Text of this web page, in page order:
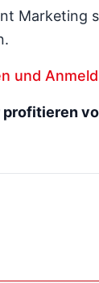
Marketing
und
profitieren